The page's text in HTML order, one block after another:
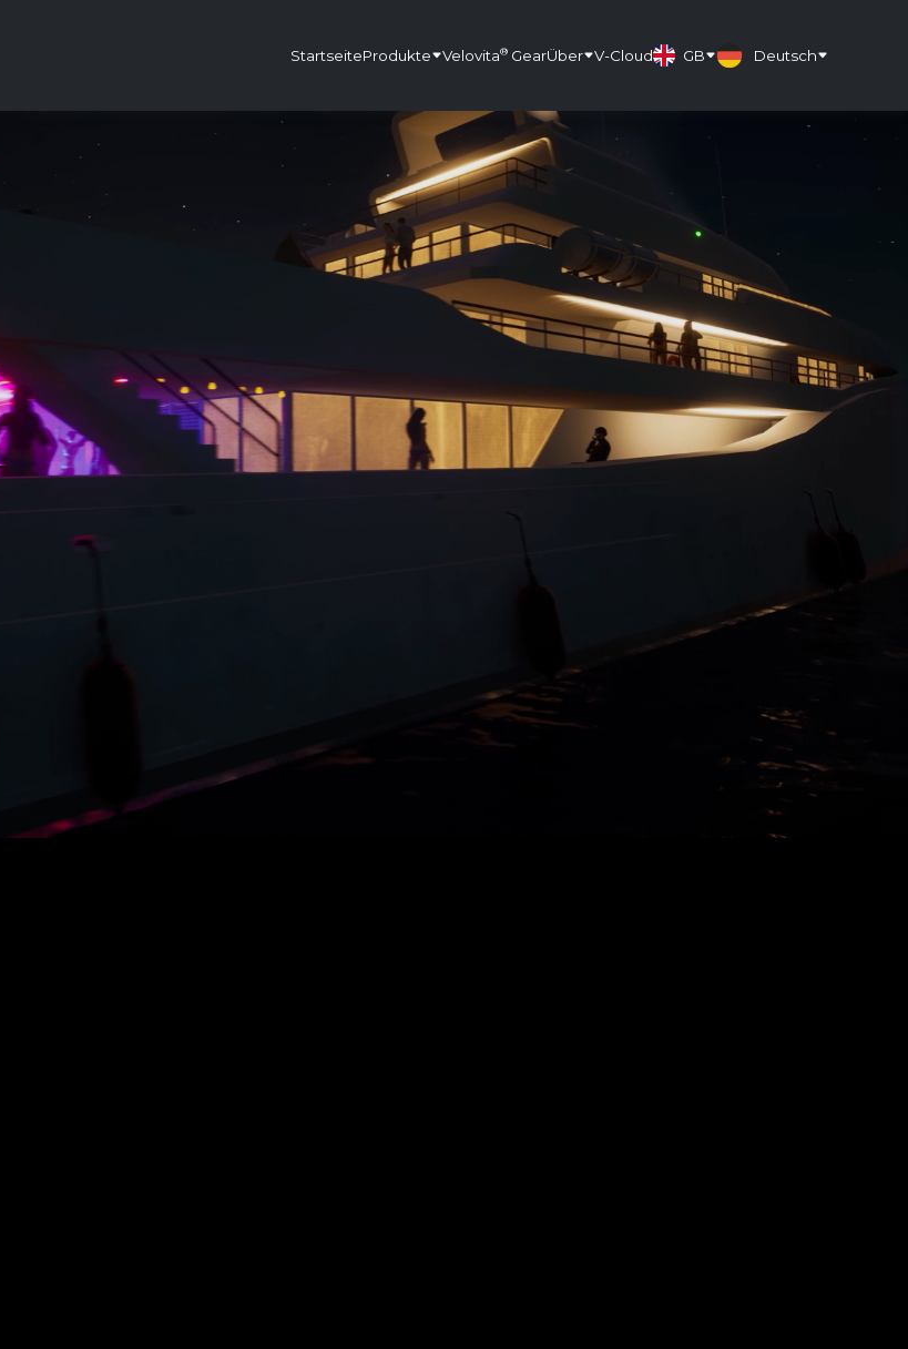
StartseiteProdukte Velovita® GearÜber V-Cloud GB Deutsch